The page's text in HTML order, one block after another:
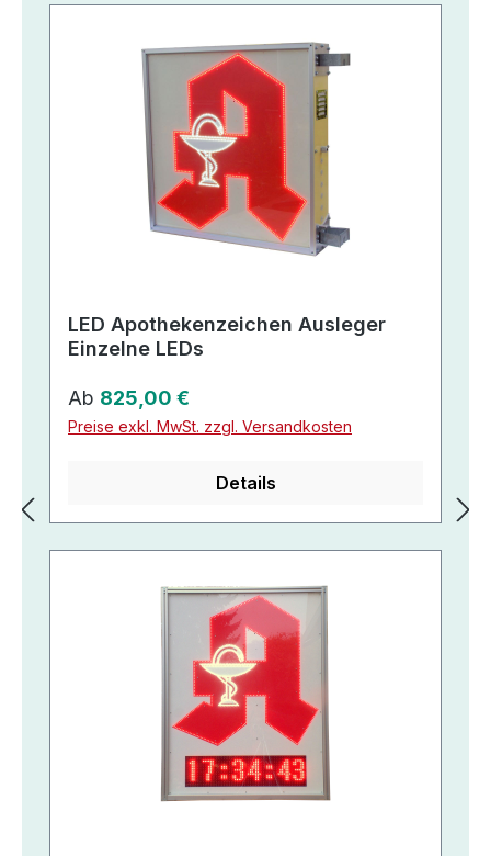
LED Apothekenzeichen Ausleger
Einzelne LEDs
Regulärer Preis:
Ab 825,00 €
Preise exkl. MwSt. zzgl. Versandkosten
Details